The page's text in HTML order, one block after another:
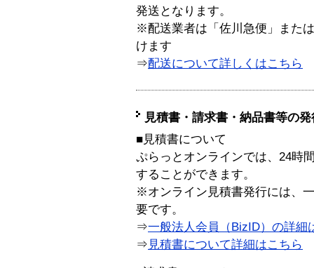
発送となります。
※配送業者は「佐川急便」また
けます
⇒配送について詳しくはこちら
見積書・請求書・納品書等の
■見積書について
ぷらっとオンラインでは、24時
することができます。
※オンライン見積書発行には、
要です。
⇒一般法人会員（BizID）の詳細
⇒ 見積書について詳細はこちら